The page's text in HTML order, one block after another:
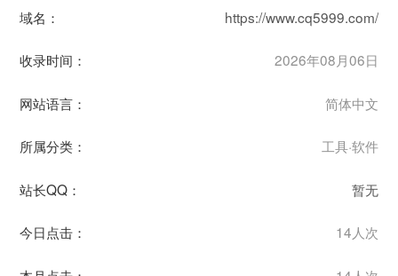
域名： https://www.cq5999.com/
收录时间： 2026年08月06日
网站语言： 简体中文
所属分类： 工具·软件
站长QQ： 暂无
今日点击： 14人次